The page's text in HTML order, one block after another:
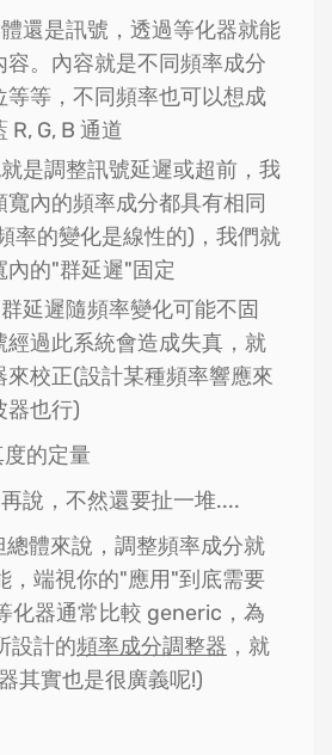
還是訊號，透過等化器就能
容。內容就是不同頻率成分
等等，不同頻率也可以想成
R, G, B 通道
是調整訊號延遲或超前，我
內的頻率成分都具有相同
率的變化是線性的)，我們就
內的"群延遲"固定
延遲隨頻率變化可能不固
經過此系統會造成失真，就
來校正(設計某種頻率響應來
器也行)
的定量
說，不然還要扯一堆....
體來說，調整頻率成分就
，端視你的"應用"到底需要
化器通常比較 generic，為
設計的頻率成分調整器 ，就
其實也是很廣義呢!)